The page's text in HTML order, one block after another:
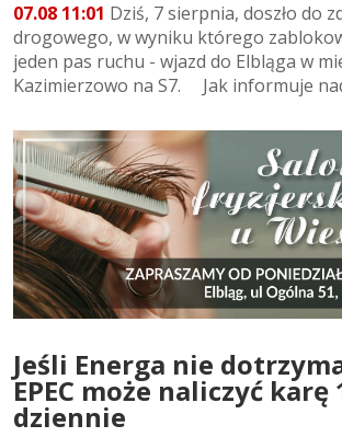
07.08 11:01 Dziś, 7 sierpnia, doszło do
drogowego, w wyniku którego
jeden pas ruchu - wjazd do Elbląga w
Kazimierzowo na S7. Jak informuje
Jeśli Energa nie
EPEC może naliczyć karę
dziennie